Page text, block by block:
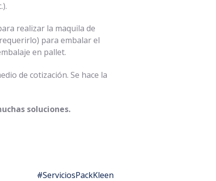
realizar la maquila de
para embalar el
en pallet.
de cotización. Se hace la
soluciones.
ServiciosPackKleen